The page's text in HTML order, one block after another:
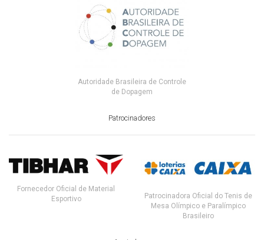
Autoridade Brasileira de Controle
de Dopagem
Patrocinadores
Fornecedor Oficial de Material
Esportivo
Patrocinadora Oficial do Tenis de
Mesa Olímpico e Paralímpico
Brasileiro